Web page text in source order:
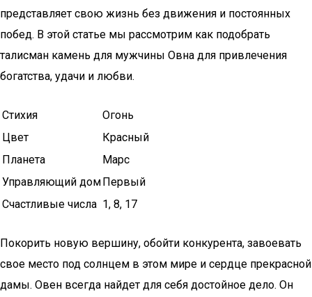
представляет свою жизнь без движения и постоянных
побед. В этой статье мы рассмотрим как подобрать
талисман камень для мужчины Овна для привлечения
богатства, удачи и любви.
Стихия
Огонь
Цвет
Красный
Планета
Марс
Управляющий домПервый
Счастливые числа 1, 8, 17
Покорить новую вершину, обойти конкурента, завоевать
свое место под солнцем в этом мире и сердце прекрасной
дамы. Овен всегда найдет для себя достойное дело. Он